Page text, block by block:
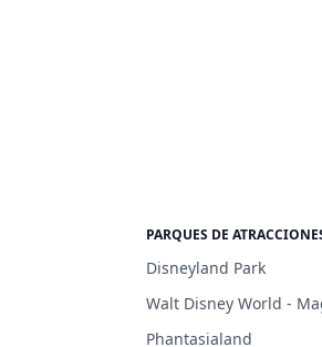
PARQUES DE
Disneyland Park
Walt Disney World -
Phantasialand